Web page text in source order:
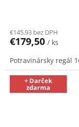
€145,93 bez DPH
€179,50 / ks
Potravinársky regál
+ Darček
zdarma